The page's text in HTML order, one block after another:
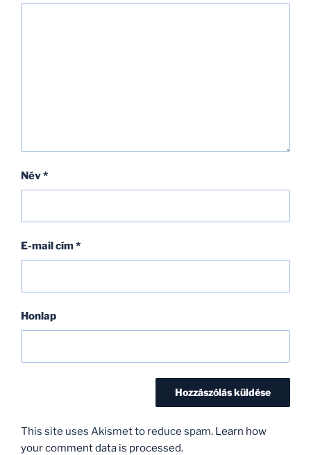
Név*
E-mail cím*
Honlap
This site uses Akismet to reduce spam. Learn how
your comment data is processed.